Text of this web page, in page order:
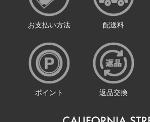
お支払い方法 配送料
ポイント 返品交換